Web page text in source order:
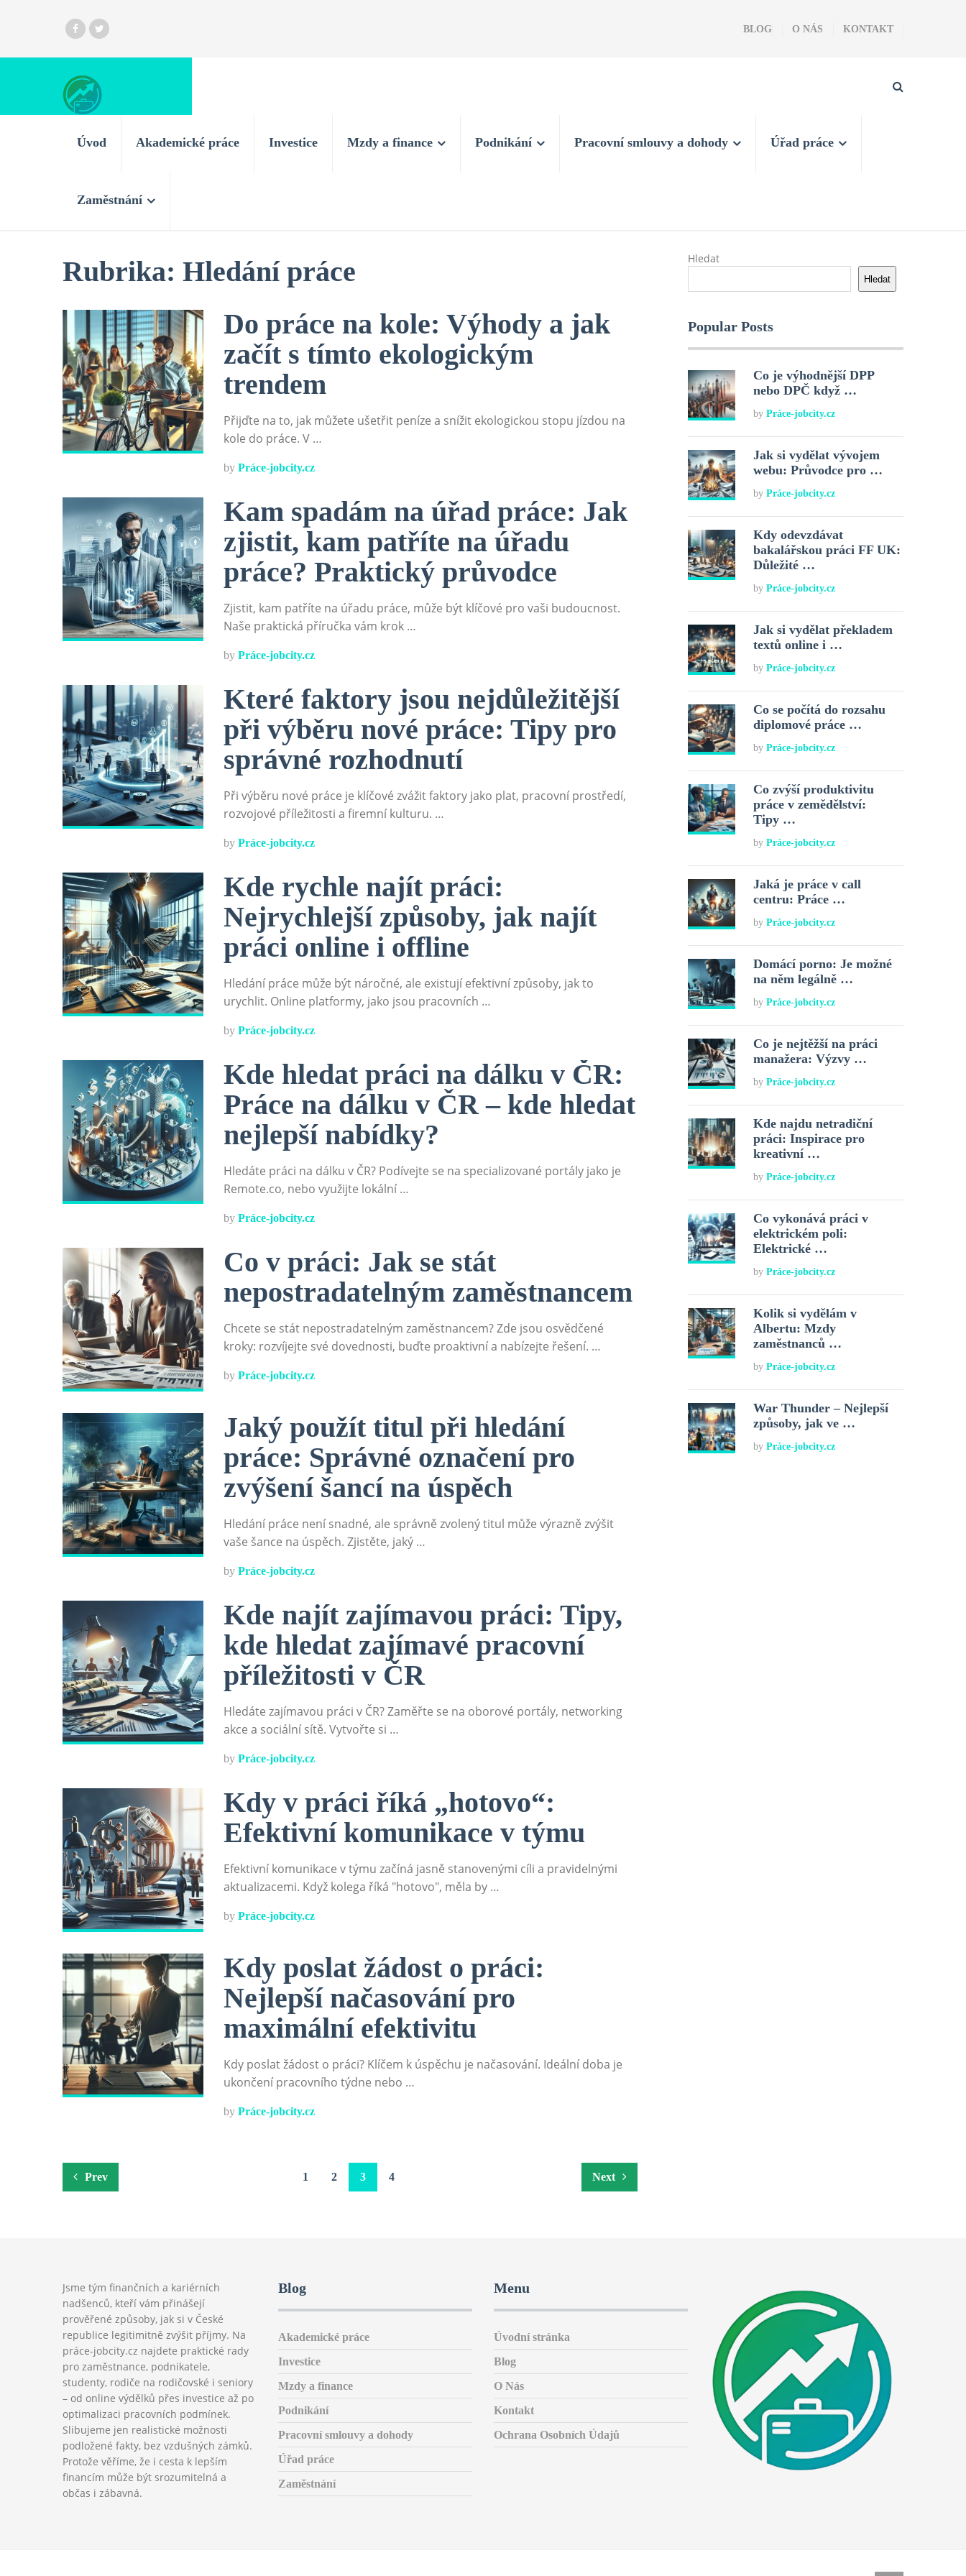
BLOG O NÁS KONTAKT
Úvod Akademické práce Investice Mzdy a finance Podnikání Pracovní smlouvy a dohody Úřad práce
Zaměstnání
Rubrika: Hledání práce
Do práce na kole: Výhody a jak
začít s tímto ekologickým
trendem
Přijďte na to, jak můžete ušetřit peníze a snížit ekologickou stopu jízdou na
kole do práce. V …
by Práce-jobcity.cz
Kam spadám na úřad práce: Jak
zjistit, kam patříte na úřadu
práce? Praktický průvodce
Zjistit, kam patříte na úřadu práce, může být klíčové pro vaši budoucnost.
Naše praktická příručka vám krok …
by Práce-jobcity.cz
Které faktory jsou nejdůležitější
při výběru nové práce: Tipy pro
správné rozhodnutí
Při výběru nové práce je klíčové zvážit faktory jako plat, pracovní prostředí,
rozvojové příležitosti a firemní kulturu. …
by Práce-jobcity.cz
Kde rychle najít práci:
Nejrychlejší způsoby, jak najít
práci online i offline
Hledání práce může být náročné, ale existují efektivní způsoby, jak to
urychlit. Online platformy, jako jsou pracovních …
by Práce-jobcity.cz
Kde hledat práci na dálku v ČR:
Práce na dálku v ČR – kde hledat
nejlepší nabídky?
Hledáte práci na dálku v ČR? Podívejte se na specializované portály jako je
Remote.co, nebo využijte lokální …
by Práce-jobcity.cz
Co v práci: Jak se stát
nepostradatelným zaměstnancem
Chcete se stát nepostradatelným zaměstnancem? Zde jsou osvědčené
kroky: rozvíjejte své dovednosti, buďte proaktivní a nabízejte řešení. …
by Práce-jobcity.cz
Jaký použít titul při hledání
práce: Správné označení pro
zvýšení šancí na úspěch
Hledání práce není snadné, ale správně zvolený titul může výrazně zvýšit
vaše šance na úspěch. Zjistěte, jaký …
by Práce-jobcity.cz
Kde najít zajímavou práci: Tipy,
kde hledat zajímavé pracovní
příležitosti v ČR
Hledáte zajímavou práci v ČR? Zaměřte se na oborové portály, networking
akce a sociální sítě. Vytvořte si …
by Práce-jobcity.cz
Kdy v práci říká „hotovo“:
Efektivní komunikace v týmu
Efektivní komunikace v týmu začíná jasně stanovenými cíli a pravidelnými
aktualizacemi. Když kolega říká "hotovo", měla by …
by Práce-jobcity.cz
Kdy poslat žádost o práci:
Nejlepší načasování pro
maximální efektivitu
Kdy poslat žádost o práci? Klíčem k úspěchu je načasování. Ideální doba je
ukončení pracovního týdne nebo …
by Práce-jobcity.cz
Stránkování
Prev 1 2 3 4 Next
Hledat
Hledat
Popular Posts
Co je výhodnější DPP
nebo DPČ když …
byPráce-jobcity.cz
Jak si vydělat vývojem
webu: Průvodce pro …
byPráce-jobcity.cz
Kdy odevzdávat
bakalářskou práci FF UK:
Důležité …
byPráce-jobcity.cz
Jak si vydělat překladem
textů online i …
byPráce-jobcity.cz
Co se počítá do rozsahu
diplomové práce …
byPráce-jobcity.cz
Co zvýší produktivitu
práce v zemědělství:
Tipy …
byPráce-jobcity.cz
Jaká je práce v call
centru: Práce …
byPráce-jobcity.cz
Domácí porno: Je možné
na něm legálně …
byPráce-jobcity.cz
Co je nejtěžší na práci
manažera: Výzvy …
byPráce-jobcity.cz
Kde najdu netradiční
práci: Inspirace pro
kreativní …
byPráce-jobcity.cz
Co vykonává práci v
elektrickém poli:
Elektrické …
byPráce-jobcity.cz
Kolik si vydělám v
Albertu: Mzdy
zaměstnanců …
byPráce-jobcity.cz
War Thunder – Nejlepší
způsoby, jak ve …
byPráce-jobcity.cz
Jsme tým finančních a kariérních
nadšenců, kteří vám přinášejí
prověřené způsoby, jak si v České
republice legitimitně zvýšit příjmy. Na
práce-jobcity.cz najdete praktické rady
pro zaměstnance, podnikatele,
studenty, rodiče na rodičovské i seniory
– od online výdělků přes investice až po
optimalizaci pracovních podmínek.
Slibujeme jen realistické možnosti
podložené fakty, bez vzdušných zámků.
Protože věříme, že i cesta k lepším
financím může být srozumitelná a
občas i zábavná.
Blog
Akademické práce
Investice
Mzdy a finance
Podnikání
Pracovní smlouvy a dohody
Úřad práce
Zaměstnání
Menu
Úvodní stránka
Blog
O Nás
Kontakt
Ochrana Osobních Údajů